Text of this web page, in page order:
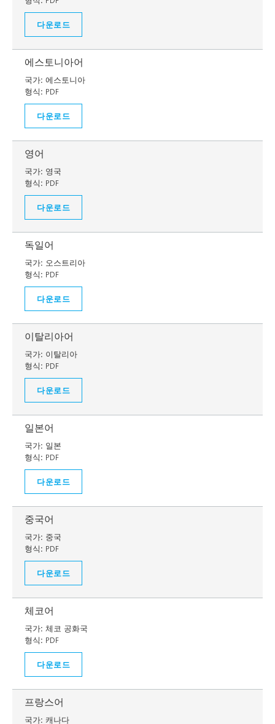
다운로드
에스토니아어
국가: 에스토니아
형식: PDF
다운로드
영어
국가: 영국
형식: PDF
다운로드
독일어
국가: 오스트리아
형식: PDF
다운로드
이탈리아어
국가: 이탈리아
형식: PDF
다운로드
일본어
국가: 일본
형식: PDF
다운로드
중국어
국가: 중국
형식: PDF
다운로드
체코어
국가: 체코 공화국
형식: PDF
다운로드
프랑스어
국가: 캐나다